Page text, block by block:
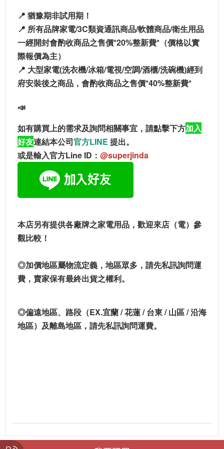
📍 猶豫期非試用期！
📍 所有品牌家電/3C類資通訊商品/軟體商品/衛生用品
一經開封會酌收商品之售價*20%整新費*（價格以實
際報價為主）
📍 大型家電(洗衣機/冰箱/電視/空調/酒櫃/洗碗機)經到
府安裝後之商品，會酌收商品之售價*40%整新費*
📣
如有購買上的需求及詢問相關事宜，請點擊下方加入
好友連結本公司官方LINE 提出。
或是輸入官方Line ID： @superjinda
本店另有提供各廠牌之家電用品，歡迎來店（電）參
觀比較！
◎加價地區屬物流定義，地區眾多，請先私訊詢問運
費，賣家保有最終出貨之權利。
◎偏遠地區、路段（EX.宜蘭 / 花蓮 / 台東 / 山區 / 沿海
地區）及離島地區，請先私訊詢問運費。